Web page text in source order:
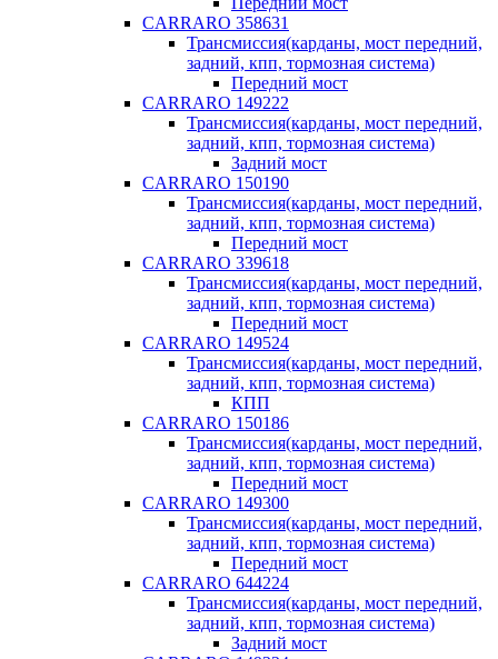
CARRARO 358631
Трансмиссия(карданы, мост передний,
задний, кпп, тормозная система)
Передний мост
CARRARO 149222
Трансмиссия(карданы, мост передний,
задний, кпп, тормозная система)
Задний мост
CARRARO 150190
Трансмиссия(карданы, мост передний,
задний, кпп, тормозная система)
Передний мост
CARRARO 339618
Трансмиссия(карданы, мост передний,
задний, кпп, тормозная система)
Передний мост
CARRARO 149524
Трансмиссия(карданы, мост передний,
задний, кпп, тормозная система)
КПП
CARRARO 150186
Трансмиссия(карданы, мост передний,
задний, кпп, тормозная система)
Передний мост
CARRARO 149300
Трансмиссия(карданы, мост передний,
задний, кпп, тормозная система)
Передний мост
CARRARO 644224
Трансмиссия(карданы, мост передний,
задний, кпп, тормозная система)
Задний мост